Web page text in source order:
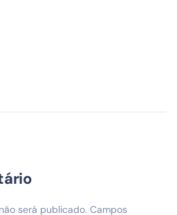
será publicado. Campos